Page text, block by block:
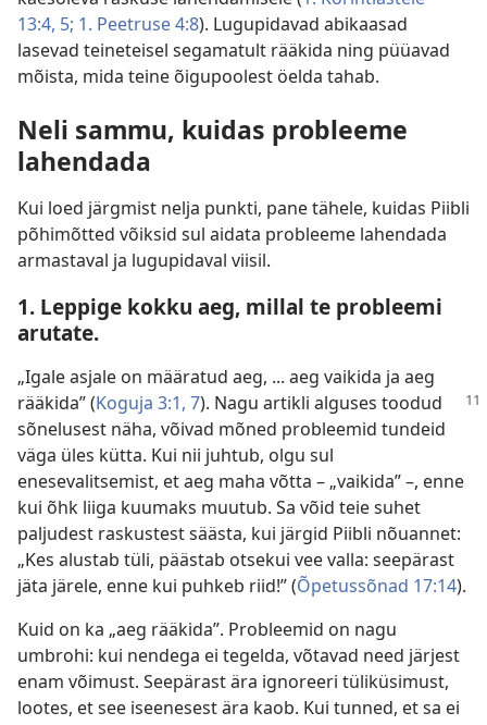
13:4, 5; 1. Peetruse 4:8). Lugupidavad abikaasad
lasevad teineteisel segamatult rääkida ning püüavad
mõista, mida teine õigupoolest öelda tahab.
Neli sammu, kuidas probleeme
lahendada
Kui loed järgmist nelja punkti, pane tähele, kuidas Piibli
põhimõtted võiksid sul aidata probleeme lahendada
armastaval ja lugupidaval viisil.
1. Leppige kokku aeg, millal te probleemi
arutate.
„Igale asjale on määratud aeg, ... aeg vaikida ja aeg
rääkida” (Koguja 3:1, 7). Nagu artikli alguses toodud
sõnelusest näha, võivad mõned probleemid tundeid
väga üles kütta. Kui nii juhtub, olgu sul
enesevalitsemist, et aeg maha võtta – „vaikida” –, enne
kui õhk liiga kuumaks muutub. Sa võid teie suhet
paljudest raskustest säästa, kui järgid Piibli nõuannet:
„Kes alustab tüli, päästab otsekui vee valla: seepärast
jäta järele, enne kui puhkeb riid!” (Õpetussõnad 17:14).
Kuid on ka „aeg rääkida”. Probleemid on nagu
umbrohi: kui nendega ei tegelda, võtavad need järjest
enam võimust. Seepärast ära ignoreeri tüliküsimust,
lootes, et see iseenesest ära kaob. Kui tunned, et sa ei